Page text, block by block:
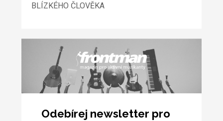
BLÍZKÉHO ČLOVĚKA
Odebírej newsletter pro